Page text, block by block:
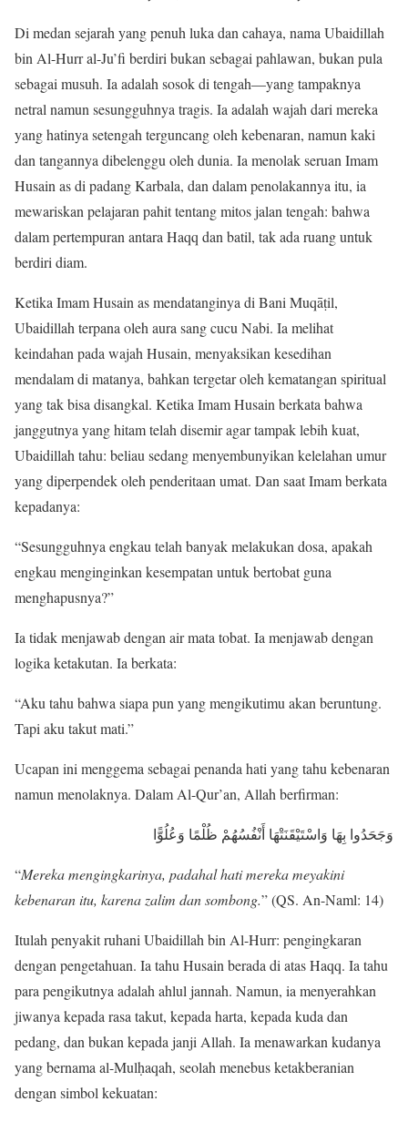
Di medan sejarah yang penuh luka dan cahaya, nama Ubaidillah
bin Al-Hurr al-Ju’fi berdiri bukan sebagai pahlawan, bukan pula
sebagai musuh. Ia adalah sosok di tengah—yang tampaknya
netral namun sesungguhnya tragis. Ia adalah wajah dari mereka
yang hatinya setengah terguncang oleh kebenaran, namun kaki
dan tangannya dibelenggu oleh dunia. Ia menolak seruan Imam
Husain as di padang Karbala, dan dalam penolakannya itu, ia
mewariskan pelajaran pahit tentang mitos jalan tengah: bahwa
dalam pertempuran antara Haqq dan batil, tak ada ruang untuk
berdiri diam.
Ketika Imam Husain as mendatanginya di Bani Muqāṭil,
Ubaidillah terpana oleh aura sang cucu Nabi. Ia melihat
keindahan pada wajah Husain, menyaksikan kesedihan
mendalam di matanya, bahkan tergetar oleh kematangan spiritual
yang tak bisa disangkal. Ketika Imam Husain berkata bahwa
janggutnya yang hitam telah disemir agar tampak lebih kuat,
Ubaidillah tahu: beliau sedang menyembunyikan kelelahan umur
yang diperpendek oleh penderitaan umat. Dan saat Imam berkata
kepadanya:
“Sesungguhnya engkau telah banyak melakukan dosa, apakah
engkau menginginkan kesempatan untuk bertobat guna
menghapusnya?”
Ia tidak menjawab dengan air mata tobat. Ia menjawab dengan
logika ketakutan. Ia berkata:
“Aku tahu bahwa siapa pun yang mengikutimu akan beruntung.
Tapi aku takut mati.”
Ucapan ini menggema sebagai penanda hati yang tahu kebenaran
namun menolaknya. Dalam Al-Qur’an, Allah berfirman:
وَجَحَدُوا بِهَا وَاسْتَيْقَنَتْهَا أَنْفُسُهُمْ ظُلْمًا وَعُلُوًّا
“Mereka mengingkarinya, padahal hati mereka meyakini
kebenaran itu, karena zalim dan sombong.” (QS. An-Naml: 14)
Itulah penyakit ruhani Ubaidillah bin Al-Hurr: pengingkaran
dengan pengetahuan. Ia tahu Husain berada di atas Haqq. Ia tahu
para pengikutnya adalah ahlul jannah. Namun, ia menyerahkan
jiwanya kepada rasa takut, kepada harta, kepada kuda dan
pedang, dan bukan kepada janji Allah. Ia menawarkan kudanya
yang bernama al-Mulḥaqah, seolah menebus ketakberanian
dengan simbol kekuatan: